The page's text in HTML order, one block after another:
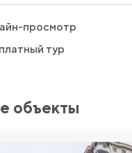
просмотр
тур
объекты